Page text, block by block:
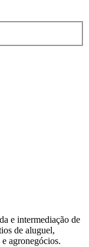
e intermediação de
de aluguel,
agronegócios.